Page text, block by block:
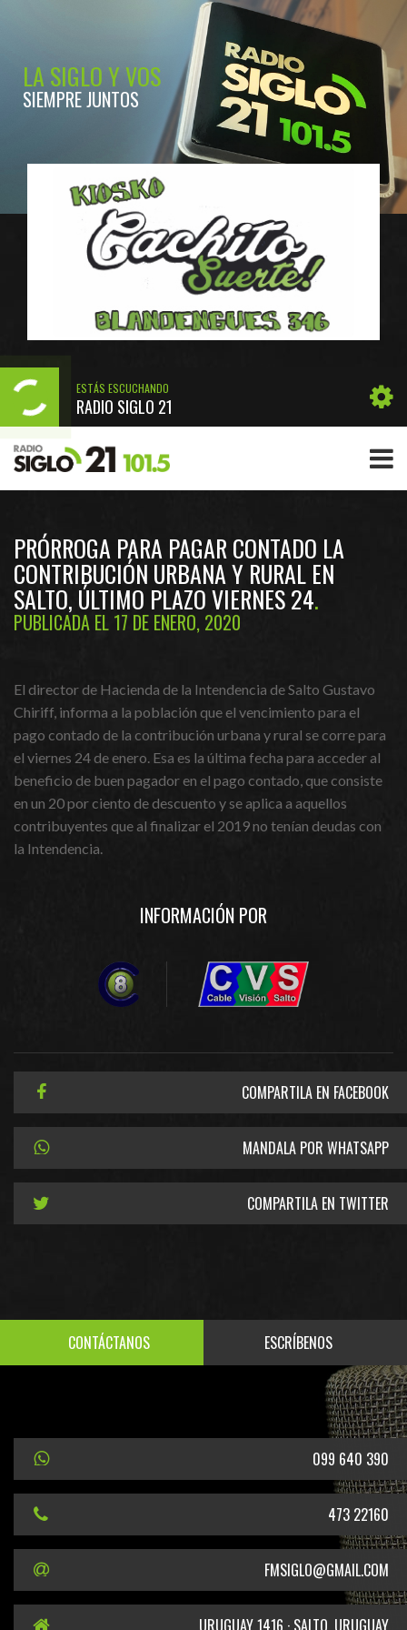
LA SIGLO Y VOS
SIEMPRE JUNTOS
ESTÁS ESCUCHANDO
RADIO SIGLO 21
PRÓRROGA PARA PAGAR CONTADO LA
CONTRIBUCIÓN URBANA Y RURAL EN
SALTO, ÚLTIMO PLAZO VIERNES 24
PUBLICADA EL 17 DE ENERO, 2020
El director de Hacienda de la Intendencia de Salto Gustavo
Chiriff, informa a la población que el vencimiento para el
pago contado de la contribución urbana y rural se corre para
el viernes 24 de enero. Esa es la última fecha para acceder al
beneficio de buen pagador en el pago contado, que consiste
en un 20 por ciento de descuento y se aplica a aquellos
contribuyentes que al finalizar el 2019 no tenían deudas con
la Intendencia.
INFORMACIÓN POR
COMPARTILA EN FACEBOOK
MANDALA POR WHATSAPP
COMPARTILA EN TWITTER
CONTÁCTANOS ESCRÍBENOS
099 640 390
473 22160
FMSIGLO@GMAIL.COM
URUGUAY 1416 · SALTO, URUGUAY